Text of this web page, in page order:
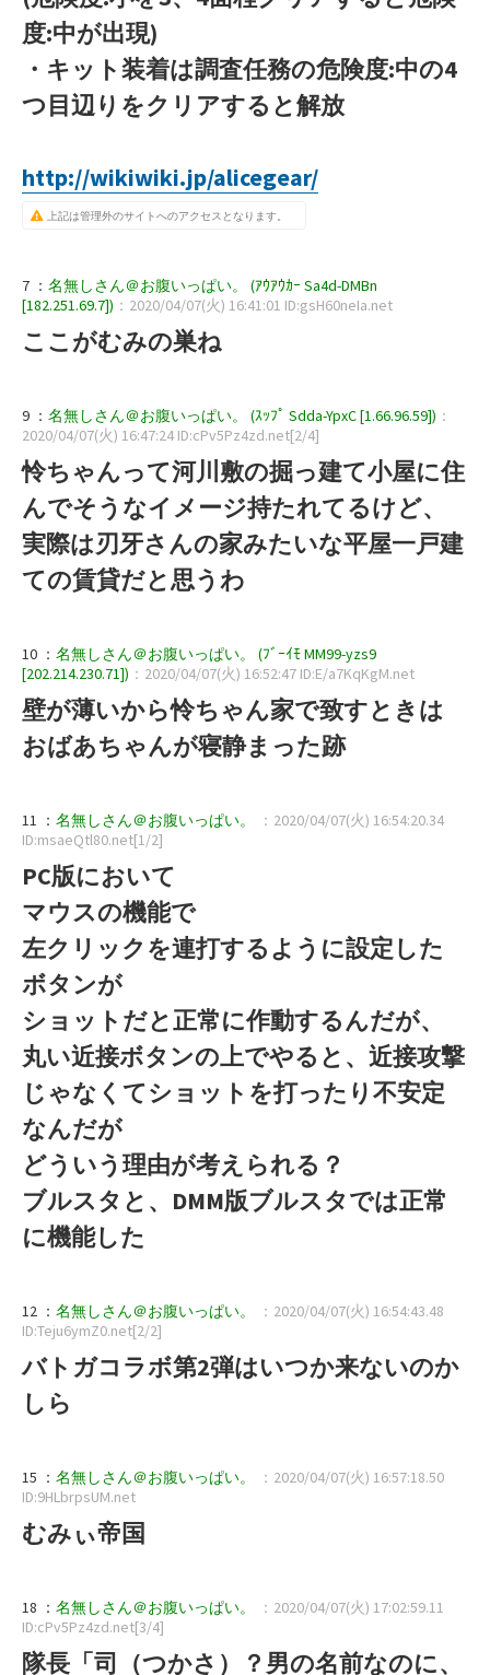
度:中が出現)
・キット装着は調査任務の危険度:中の4
つ目辺りをクリアすると解放
http://wikiwiki.jp/alicegear/
上記は管理外のサイトへのアクセスとなります。
7 ： 名無しさん＠お腹いっぱい。 (ｱｳｱｳｶｰ Sa4d-DMBn
[182.251.69.7]) ：2020/04/07(火) 16:41:01 ID:gsH60neIa.net
ここがむみの巣ね
9 ： 名無しさん＠お腹いっぱい。 (ｽｯﾌﾟ Sdda-YpxC [1.66.96.59]) ：
2020/04/07(火) 16:47:24 ID:cPv5Pz4zd.net[2/4]
怜ちゃんって河川敷の掘っ建て小屋に住
んでそうなイメージ持たれてるけど、
実際は刃牙さんの家みたいな平屋一戸建
ての賃貸だと思うわ
10 ： 名無しさん＠お腹いっぱい。 (ﾌﾞｰｲﾓ MM99-yzs9
[202.214.230.71]) ：2020/04/07(火) 16:52:47 ID:E/a7KqKgM.net
壁が薄いから怜ちゃん家で致すときは
おばあちゃんが寝静まった跡
11 ： 名無しさん＠お腹いっぱい。
：2020/04/07(火) 16:54:20.34
ID:msaeQtl80.net[1/2]
PC版において
マウスの機能で
左クリックを連打するように設定した
ボタンが
ショットだと正常に作動するんだが、
丸い近接ボタンの上でやると、近接攻撃
じゃなくてショットを打ったり不安定
なんだが
どういう理由が考えられる？
ブルスタと、DMM版ブルスタでは正常
に機能した
12 ： 名無しさん＠お腹いっぱい。
：2020/04/07(火) 16:54:43.48
ID:Teju6ymZ0.net[2/2]
バトガコラボ第2弾はいつか来ないのか
しら
15 ： 名無しさん＠お腹いっぱい。
：2020/04/07(火) 16:57:18.50
ID:9HLbrpsUM.net
むみぃ帝国
18 ： 名無しさん＠お腹いっぱい。
：2020/04/07(火) 17:02:59.11
ID:cPv5Pz4zd.net[3/4]
隊長「司（つかさ）？男の名前なのに、